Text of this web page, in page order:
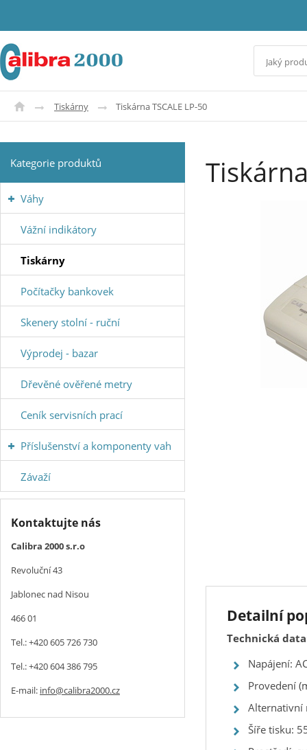
Tiskárny Tiskárna TSCALE LP-50
Detailní
Technická
Napájení:
Provedení
Alternativní
Šíře tisku:
Kategorie produktů
Váhy
Vážní indikátory
Tiskárny
Počítačky bankovek
Skenery stolní - ruční
Výprodej - bazar
Dřevěné ověřené metry
Ceník servisních prací
Příslušenství a komponenty vah
Závaží
Kontaktujte nás
Calibra 2000 s.r.o
Revoluční 43
Jablonec nad Nisou
466 01
Tel.: +420 605 726 730
Tel.: +420 604 386 795
E-mail: info@calibra2000.cz